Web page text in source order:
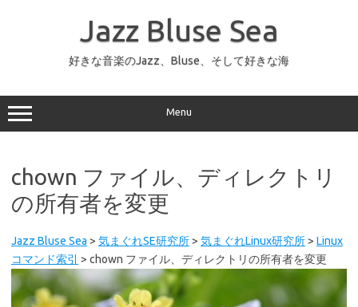
ッ
プ
Jazz Bluse Sea
好きな音楽のJazz、Bluse、そして好きな海
Menu
chown ファイル、ディレクトリ
の所有者を変更
Jazz Bluse Sea > 気まぐれSE研究所> 気まぐれLinux研究所> Linux
コマンド索引
> chown ファイル、ディレクトリの所有者を変更